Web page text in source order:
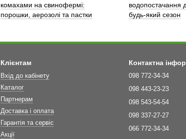
комахами на свинофермі:
порошки, аерозолі та пастки
водопостачання
будь-який сезон
Клієнтам
Вхід до кабінету
Каталог
Партнерам
Доставка і оплата
Гарантія та сервіс
Акції
Контактна
098 772-34-34
098 443-23-23
098 543-54-54
098 337-27-27
066 772-34-34